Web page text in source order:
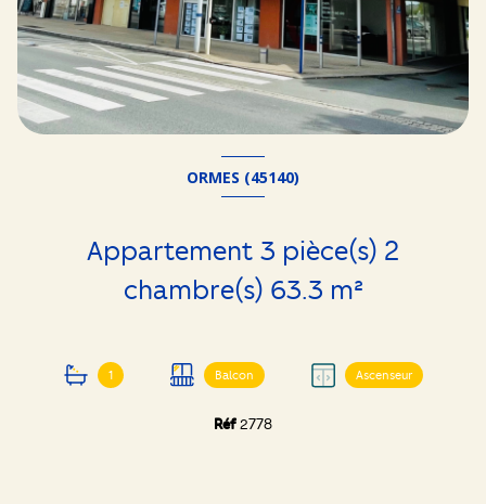
ORMES (45140)
Appartement 3 pièce(s) 2
chambre(s) 63.3 m²
1 Balcon Ascenseur
Réf2778